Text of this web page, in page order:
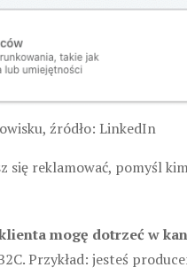
źródło: LinkedIn
się reklamować, pomyśl
mogę dotrzeć w
Przykład: jesteś